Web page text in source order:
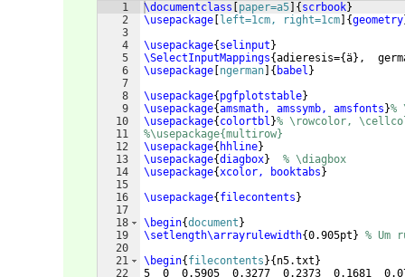
1
2
3
4
5
6
7
8
9
10
11
12
13
14
15
16
17
18
19
20
21
22
\documentclass paper=a5 { scrbook}
\usepackage
left=1cm, right=1cm {geometry
\usepackage{ selinput }
\SelectInputMappings{adieresis={ä} ,
\usepackage ngerman { babel }
\usepackage{ pgfplotstable}
\usepackage{amsmath, amssymb, amsfonts }%
\usepackage{ colortbl }% \rowcolor,
%\usepackage{multirow}
\usepackage{ hhline}
\usepackage{diagbox}
% \diagbox
\usepackage{xcolor, booktabs }
\usepackage{ filecontents }
\begin{document }
\setlength\arrayrulewidth{0.905pt } % Um
\begin{ filecontents }{ n5.txt }
5  0  0.5905  0.3277  0.2373  0.1681